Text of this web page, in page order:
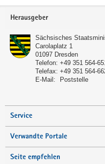
Service
Herausgeber
Sächsisches
Carolaplatz 1
01097 Dresden
Telefon: +49 351 564-
Telefax: +49 351 564-
E-Mail:
Poststelle
Service
Verwandte Portale
Seite empfehlen